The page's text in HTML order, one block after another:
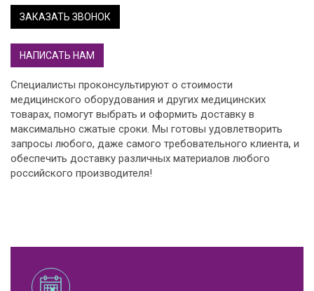
ЗАКАЗАТЬ ЗВОНОК
НАПИСАТЬ НАМ
Специалисты проконсультируют о стоимости
медицинского оборудования и других медицинских
товарах, помогут выбрать и оформить доставку в
максимально сжатые сроки. Мы готовы удовлетворить
запросы любого, даже самого требовательного клиента, и
обеспечить доставку различных материалов любого
российского производителя!